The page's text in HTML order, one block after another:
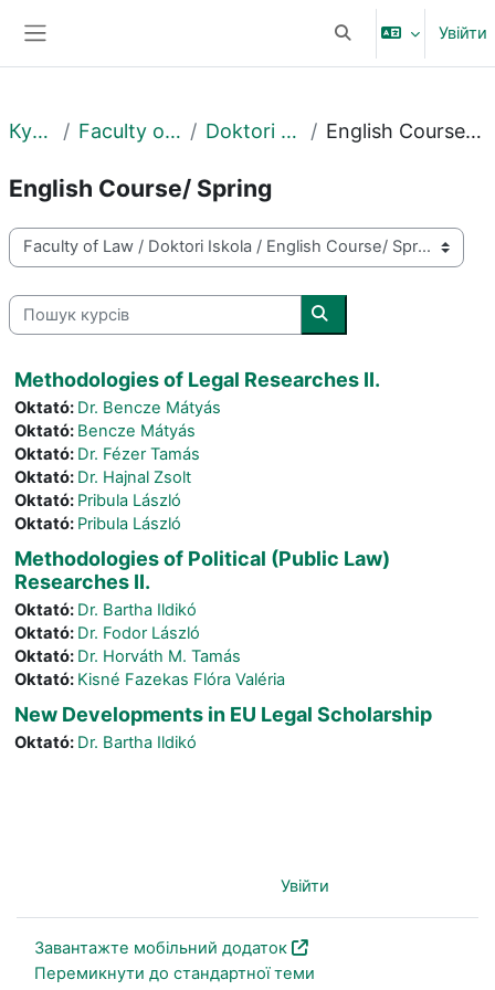
ПереключитиУвійти
Курси Faculty of Law Doktori Iskola English Course/ Spring
English Course/ Spring
Категорії курсів
Пошук курсів
Пошук курсів
Methodologies of Legal Researches II.
Oktató: Dr. Bencze Mátyás
Oktató: Bencze Mátyás
Oktató: Dr. Fézer Tamás
Oktató: Dr. Hajnal Zsolt
Oktató: Pribula László
Oktató: Pribula László
Methodologies of Political (Public Law)
Researches II.
Oktató: Dr. Bartha Ildikó
Oktató: Dr. Fodor László
Oktató: Dr. Horváth M. Tamás
Oktató: Kisné Fazekas Flóra Valéria
New Developments in EU Legal Scholarship
Oktató: Dr. Bartha Ildikó
Увійти
Завантажте мобільний додаток
Перемикнути до стандартної теми